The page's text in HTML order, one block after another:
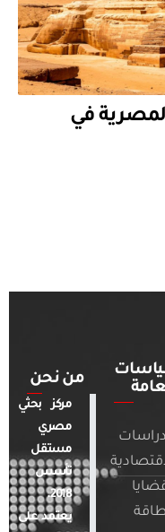
في
من نحن
مركز بحثي
مصري
مستقل
تأسس
2018.
يعتمد على